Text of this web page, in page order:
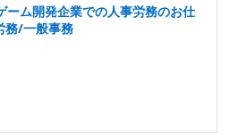
ーム開発企業での人事労務のお仕
務/一般事務